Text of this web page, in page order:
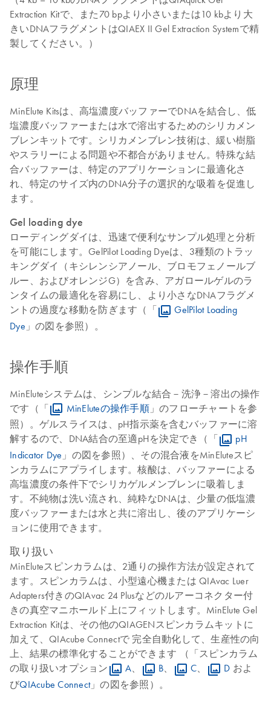
Extraction Kitで、また70 bpより小さいまたは10 kbより大
きいDNAフラグメントはQIAEX II Gel Extraction Systemで精
製してください。）
原理
MinElute Kitsは、高塩濃度バッファーでDNAを結合し、低
塩濃度バッファーまたは水で溶出するためのシリカメン
ブレンキットです。シリカメンブレン技術は、緩い樹脂
やスラリーによる問題や不都合がありません。特殊な結
合バッファーは、特定のアプリケーションに最適化さ
れ、特定のサイズ内のDNA分子の選択的な吸着を促進し
ます。
Gel loading dye
ローディングダイは、迅速で便利なサンプル処理と分析
を可能にします。GelPilot Loading Dyeは、3種類のトラッ
キングダイ（キシレンシアノール、ブロモフェノールブ
ルー、およびオレンジG）を含み、アガロールゲルのラ
ンタイムの最適化を容易にし、より小さなDNAフラグメ
ントの過度な移動を防ぎます（「
GelPilot Loading
Dye 」の図を参照）。
操作手順
MinEluteシステムは、シンプルな結合－洗浄－溶出の操作
です（「
MinEluteの操作手順」のフローチャートを参
照）。ゲルスライスは、pH指示薬を含むバッファーに溶
解するので、DNA結合の至適pHを決定でき（「
pH
Indicator Dye 」の図を参照）、その混合液をMinEluteスピ
ンカラムにアプライします。核酸は、バッファーによる
高塩濃度の条件下でシリカゲルメンブレンに吸着しま
す。不純物は洗い流され、純粋なDNAは、少量の低塩濃
度バッファーまたは水と共に溶出し、後のアプリケーシ
ョンに使用できます。
取り扱い
MinEluteスピンカラムは、2通りの操作方法が設定されて
ます。スピンカラムは、小型遠心機または QIAvac Luer
Adapters付きのQIAvac 24 Plusなどのルアーコネクター付
きの真空マニホールド上にフィットします。MinElute Gel
Extraction Kitは、その他のQIAGENスピンカラムキットに
加えて、QIAcube Connectで 完全自動化して、生産性の向
上、結果の標準化することができます （「スピンカラム
の取り扱いオプション
A B C D およ
びQIAcube Connect」の図を参照）。